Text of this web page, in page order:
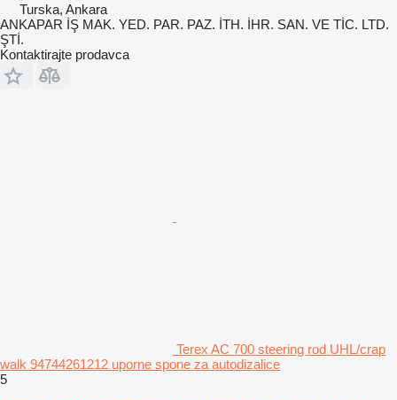
Turska, Ankara
ANKAPAR İŞ MAK. YED. PAR. PAZ. İTH. İHR. SAN. VE TİC. LTD.
ŞTİ.
Kontaktirajte prodavca
Terex AC 700 steering rod UHL/crap
walk 94744261212 uporne spone za autodizalice
5